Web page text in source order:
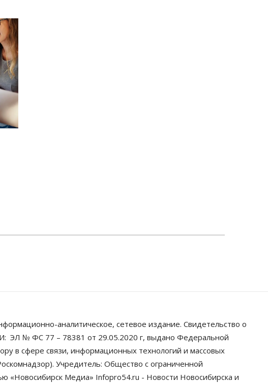
аналитическое, сетевое издание. Свидетельство о
ЭЛ № ФС 77 – 78381 от 29.05.2020 г, выдано Федеральной
в сфере связи, информационных технологий и массовых
Учредитель: Общество с ограниченной
«Новосибирск Медиа» Infopro54.ru - Новости Новосибирска и